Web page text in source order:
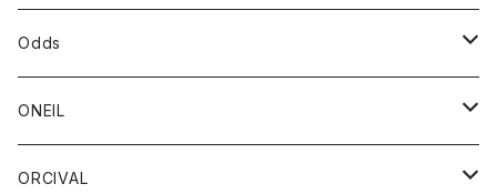
シャツ
ショートパンツ
パンツ
レディース
シャツ
Tシャツ
ストール/マフラー
シャツ
シャツジャケット
ボトム
ショートパンツ
ジーンズ
スエット
ボトム
ショートパンツ
パンツ
レディース
ボトム
Odds
帽子
ONEIL
スカート
ORCIVAL